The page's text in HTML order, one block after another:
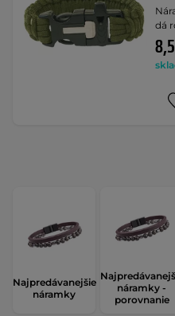
dá
Najpredávanejšie
náramky
náramky -
porovnanie